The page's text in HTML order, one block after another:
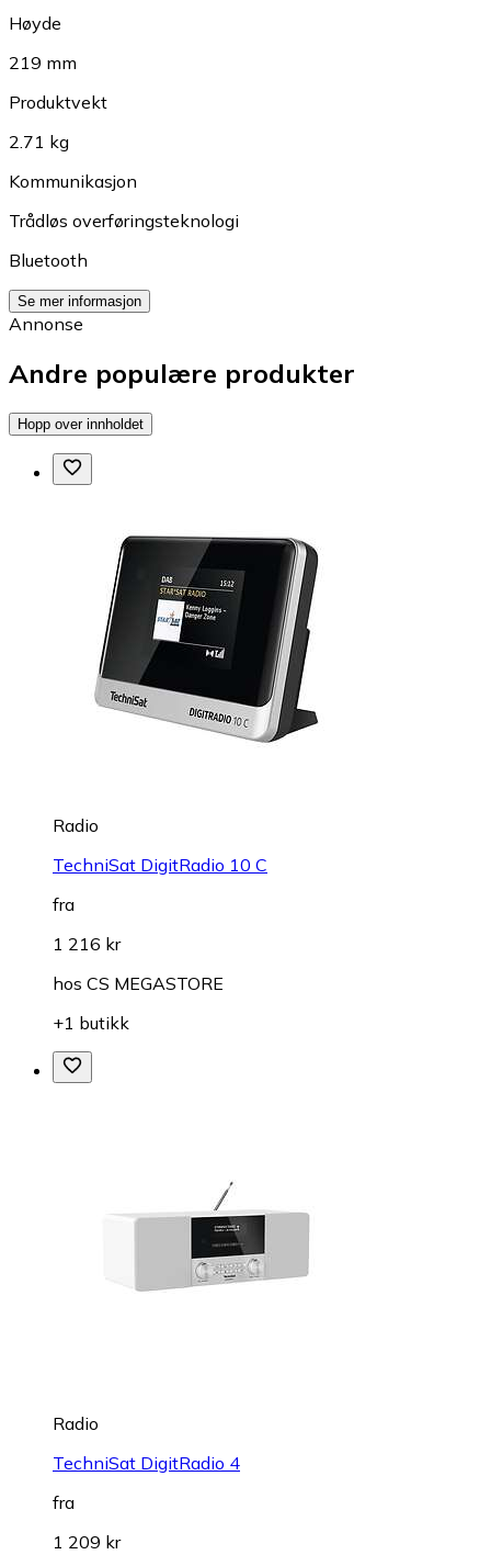
Høyde
219 mm
Produktvekt
2.71 kg
Kommunikasjon
Trådløs overføringsteknologi
Bluetooth
Se mer informasjon
Annonse
Andre populære produkter
Hopp over innholdet
Radio
TechniSat DigitRadio 10 C
fra
1 216 kr
hos CS MEGASTORE
+1 butikk
Radio
TechniSat DigitRadio 4
fra
1 209 kr